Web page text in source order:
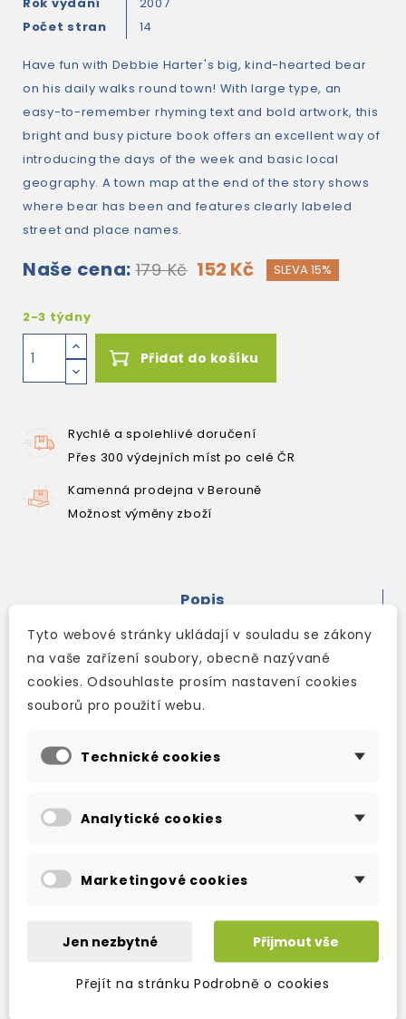
Počet stran
14
Have fun with Debbie Harter's big, kind-hearted bear
on his daily walks round town! With large type, an
easy-to-remember rhyming text and bold artwork, this
bright and busy picture book offers an excellent way of
introducing the days of the week and basic local
geography. A town map at the end of the story shows
where bear has been and features clearly labeled
street and place names.
Naše cena: 179 Kč 152 Kč SLEVA 15%
2-3 týdny
Přidat do košíku
Rychlé a spolehlivé doručení
Přes 300 výdejních míst po celé ČR
Kamenná prodejna v Berouně
Možnost výměny zboží
Popis
Detaily produktu
Have fun with Debbie Harter's big, kind-
hearted bear on his daily walks round town!
rhyming text and bold artwork, this bright and
local geography. A town map at the end of the
features clearly labeled street and place
Tyto webové stránky ukládají v souladu se zákony
na vaše zařízení soubory, obecně nazývané
cookies. Odsouhlaste prosím nastavení cookies
souborů pro použití webu.
Technické cookies
Analytické cookies
Marketingové cookies
Jen nezbytné Přijmout vše
Přejít na stránku Podrobně o cookies